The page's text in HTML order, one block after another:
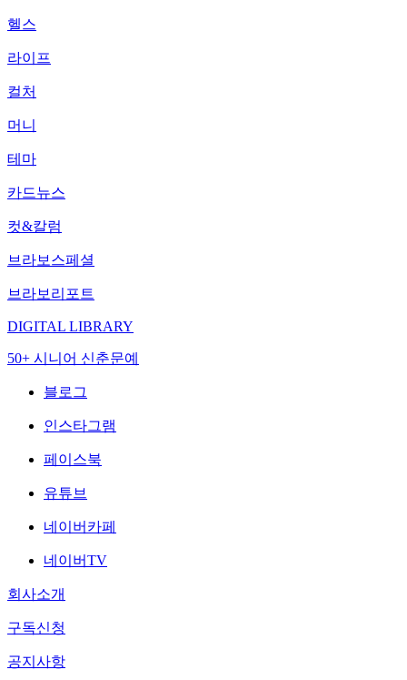
헬스
라이프
컬처
머니
테마
카드뉴스
컷&칼럼
브라보스페셜
브라보리포트
DIGITAL LIBRARY
50+ 시니어 신춘문예
블로그
인스타그램
페이스북
유튜브
네이버카페
네이버TV
회사소개
구독신청
공지사항